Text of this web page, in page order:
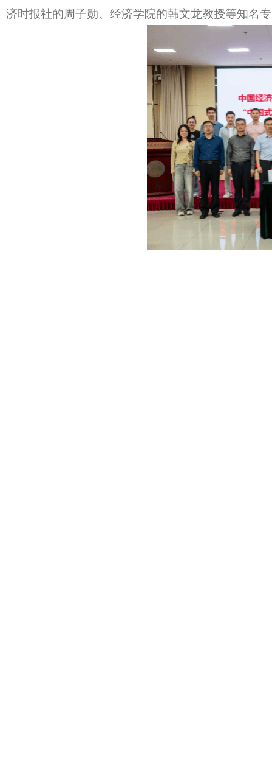
济时报社的周子勋、 经济学院的韩文龙教授等知名